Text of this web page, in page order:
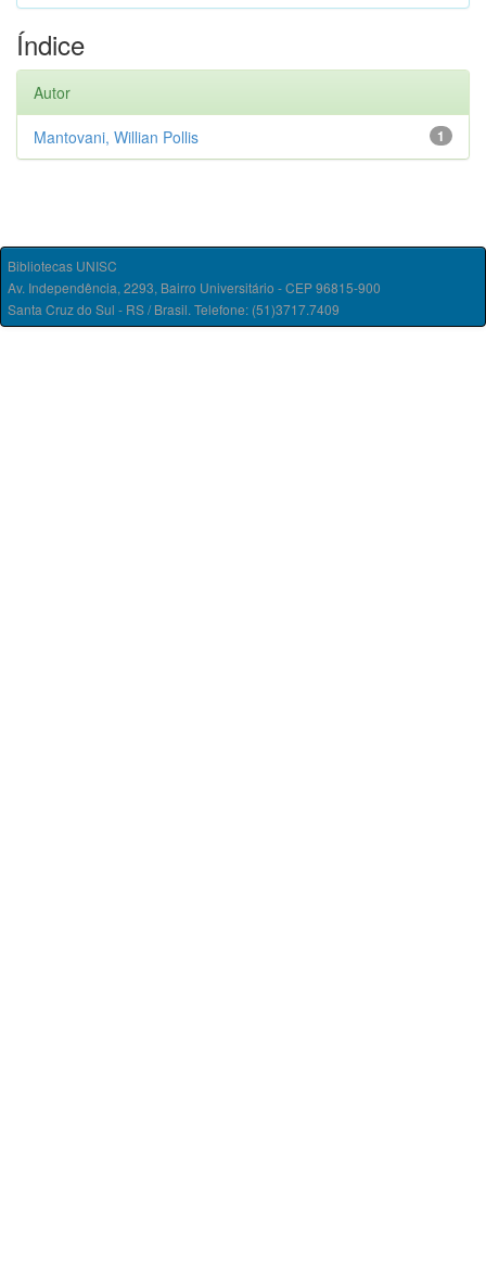
Índice
Autor
1
Mantovani, Willian Pollis
Bibliotecas UNISC
Av. Independência, 2293, Bairro Universitário - CEP 96815-900
Santa Cruz do Sul - RS / Brasil. Telefone: (51)3717.7409